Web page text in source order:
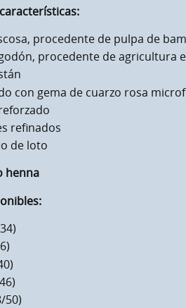
procedente de pulpa de
procedente de agricultura
con gema de cuarzo rosa
refinados
de loto
henna
50)